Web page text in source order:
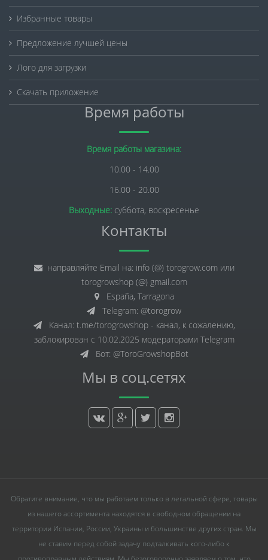
Избранные товары
Предложение лучшей цены
Лого для загрузки
Скачать приложение
Время работы
Время работы магазина:
10.00 - 14.00
16.00 - 20.00
Выходные: суббота, воскресенье
Контакты
направляйте Email на: info (@) torogrow.com или
torogrowshop (@) gmail.com
España, Tarragona
Telegram: @torogrow
Канал: t.me/torogrowshop - канал, к сожалению,
заблокирован с 10.02.2025 модераторами Telegram
Бот: @ToroGrowshopBot
Мы в соц.сетях
Обратите внимание, что мы работаем только в легальной сфере, товары
из нашего ассортимента находятся в свободном обращении на
территории Испании, России, Украины и большинстве других стран. Мы
не ставим перед собой задачу подталкивать кого-либо к